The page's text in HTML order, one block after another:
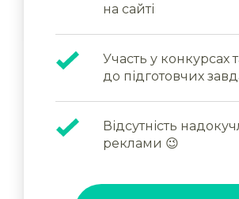
на сайті
Участь у конкурсах
до підготовчих
Відсутність
реклами 😉